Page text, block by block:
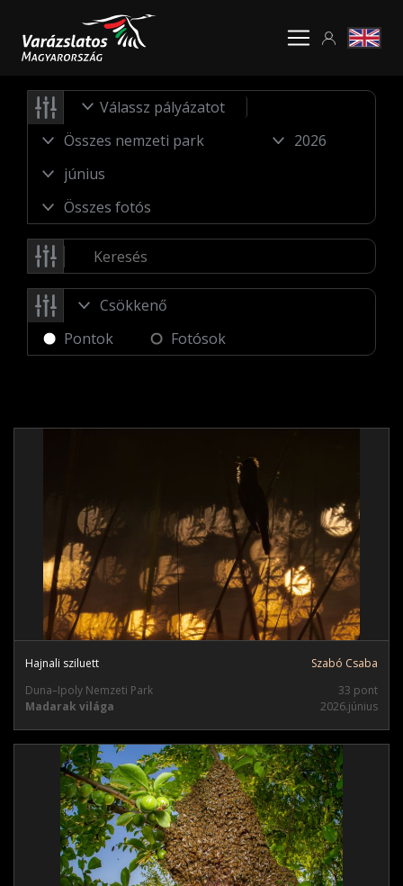
Válassz pályázatot
Pontok Fotósok
Hajnali sziluett
Szabó Csaba
Duna–Ipoly Nemzeti Park
33 pont
Madarak világa
2026.június